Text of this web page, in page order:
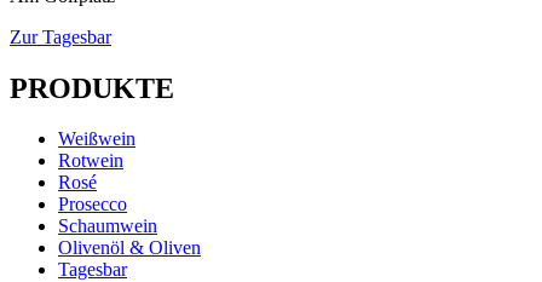
Zur Tagesbar
PRODUKTE
Weißwein
Rotwein
Rosé
Prosecco
Schaumwein
Olivenöl & Oliven
Tagesbar